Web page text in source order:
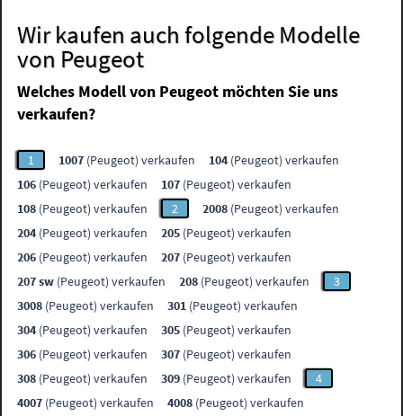
Wir kaufen auch folgende Modelle
von Peugeot
Welches Modell von Peugeot möchten Sie uns
verkaufen?
1 1007 (Peugeot) verkaufen 104 (Peugeot) verkaufen
106 (Peugeot) verkaufen 107 (Peugeot) verkaufen
108 (Peugeot) verkaufen 2 2008 (Peugeot) verkaufen
204 (Peugeot) verkaufen 205 (Peugeot) verkaufen
206 (Peugeot) verkaufen 207 (Peugeot) verkaufen
207 sw (Peugeot) verkaufen 208 (Peugeot) verkaufen
3
3008 (Peugeot) verkaufen 301 (Peugeot) verkaufen
304 (Peugeot) verkaufen 305 (Peugeot) verkaufen
306 (Peugeot) verkaufen 307 (Peugeot) verkaufen
308 (Peugeot) verkaufen 309 (Peugeot) verkaufen
4
4007 (Peugeot) verkaufen 4008 (Peugeot) verkaufen